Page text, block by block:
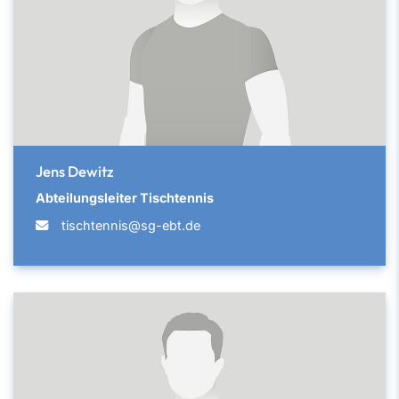
Jens Dewitz
Abteilungsleiter Tischtennis
tischtennis@sg-ebt.de